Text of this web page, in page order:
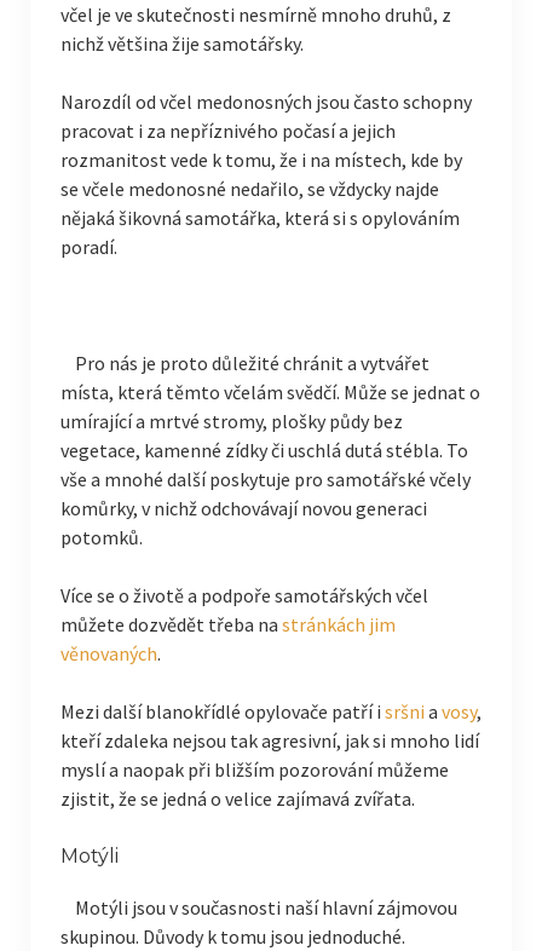
včel je ve skutečnosti nesmírně mnoho druhů, z
nichž většina žije samotářsky.
Narozdíl od včel medonosných jsou často schopny
pracovat i za nepříznivého počasí a jejich
rozmanitost vede k tomu, že i na místech, kde by
se včele medonosné nedařilo, se vždycky najde
nějaká šikovná samotářka, která si s opylováním
poradí.
Pro nás je proto důležité chránit a vytvářet
místa, která těmto včelám svědčí. Může se jednat o
umírající a mrtvé stromy, plošky půdy bez
vegetace, kamenné zídky či uschlá dutá stébla. To
vše a mnohé další poskytuje pro samotářské včely
komůrky, v nichž odchovávají novou generaci
potomků.
Více se o životě a podpoře samotářských včel
můžete dozvědět třeba na stránkách jim
věnovaných.
Mezi další blanokřídlé opylovače patří i sršni a vosy,
kteří zdaleka nejsou tak agresivní, jak si mnoho lidí
myslí a naopak při bližším pozorování můžeme
zjistit, že se jedná o velice zajímavá zvířata.
Motýli
Motýli jsou v současnosti naší hlavní zájmovou
skupinou. Důvody k tomu jsou jednoduché.